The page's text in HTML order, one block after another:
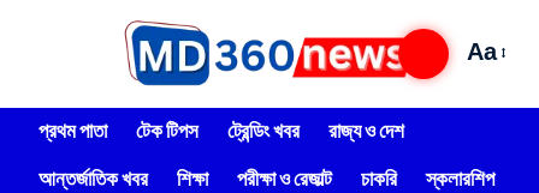
Aa
প্রথম পাতা টেক টিপস ট্রেন্ডিং খবর
রাজ্য ও দেশ
আন্তর্জাতিক খবর
শিক্ষা পরীক্ষা ও রেজাল্ট চাকরি
স্কলারশিপ